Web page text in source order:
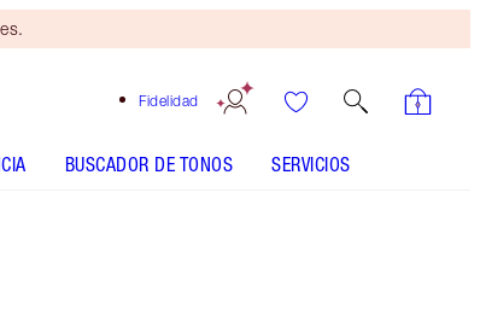
Fidelidad
BUSCADOR DE TONOS SERVICIOS